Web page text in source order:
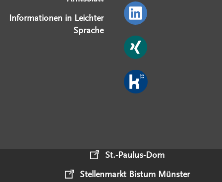
Informationen in Leichter
Sprache
St.-Paulus-Dom
Stellenmarkt Bistum Münster